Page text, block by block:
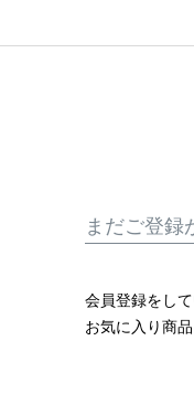
まだご登録
会員登録をし
お気に入り商